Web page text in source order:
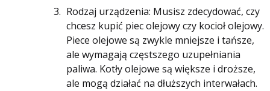
Rodzaj urządzenia: Musisz zdecydować, czy
chcesz kupić piec olejowy czy kocioł olejowy.
Piece olejowe są zwykle mniejsze i tańsze,
ale wymagają częstszego uzupełniania
paliwa. Kotły olejowe są większe i droższe,
ale mogą działać na dłuższych interwałach.